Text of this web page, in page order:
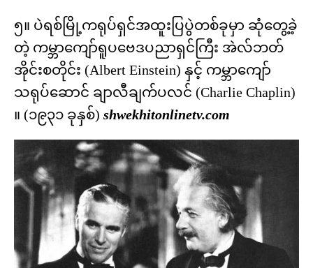
၅။ ပဲရစ်မြို့ကရုပ်ရှင်အထူးပြပွဲတစ်ခုမှာ ဆုံတွေ့ခဲ့
တဲ့ ကမ္ဘာကျော်ရူပဗေဒပညာရှင်ကြီး အဲလ်ဘတ်
အိုင်းစတိုင်း (Albert Einstein) နှင့် ကမ္ဘာကျော်
သရုပ်ဆောင် ချာလီချက်ပလင် (Charlie Chaplin)
။ (၁၉၃၁ ခုနှစ်) shwekhitonlinetv.com